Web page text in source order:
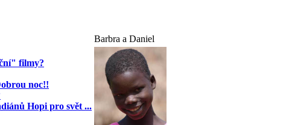
Barbra a Daniel
filmy?
noc!!
Hopi pro svět ...